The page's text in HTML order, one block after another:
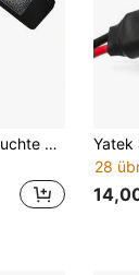
E39 LED Kennzeichenleuchte 63267165646 E82 2D Coupe 07~11, weißes Licht, 2 Stück
Yatek
28